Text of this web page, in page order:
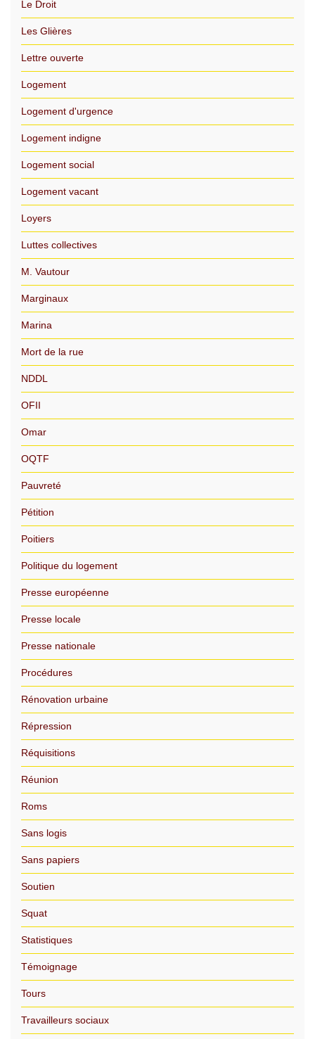
Le Droit
Les Glières
Lettre ouverte
Logement
Logement d'urgence
Logement indigne
Logement social
Logement vacant
Loyers
Luttes collectives
M. Vautour
Marginaux
Marina
Mort de la rue
NDDL
OFII
Omar
OQTF
Pauvreté
Pétition
Poitiers
Politique du logement
Presse européenne
Presse locale
Presse nationale
Procédures
Rénovation urbaine
Répression
Réquisitions
Réunion
Roms
Sans logis
Sans papiers
Soutien
Squat
Statistiques
Témoignage
Tours
Travailleurs sociaux